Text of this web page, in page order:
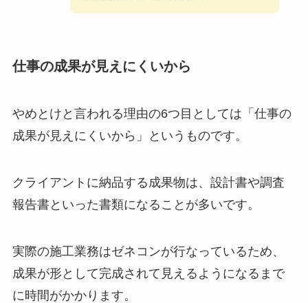
仕事の成果が見えにくいから
やめとけと言われる理由の6つ目としては「仕事の
成果が見えにくいから」というものです。
クライアントに納品する成果物は、設計書や調査
報告書といった書類になることが多いです。
実際の施工業務はゼネコンが行なっているため、
成果が形として完成されて見えるようになるまで
に時間がかかります。